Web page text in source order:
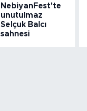
NebiyanFest’te
unutulmaz
Selçuk Balcı
sahnesi